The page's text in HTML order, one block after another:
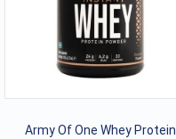
Army Of One Whey Protein